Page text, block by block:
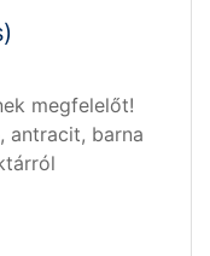
megfelelőt!
antracit, barna